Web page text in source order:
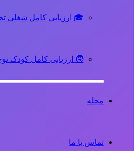
🎓 ارزیابی کامل شغلی
🧒 ارزیابی کامل کودک
مجله
تماس با ما